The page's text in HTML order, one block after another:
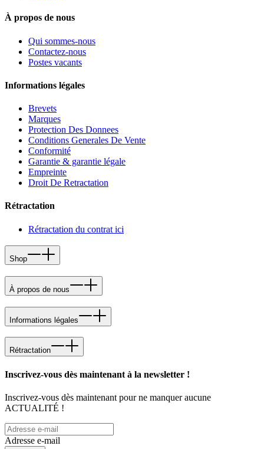
À propos de nous
Qui sommes-nous
Contactez-nous
Postes vacants
Informations légales
Brevets
Marques
Protection Des Donnees
Conditions Generales De Vente
Conformité
Garantie & garantie légale
Empreinte
Droit De Retractation
Rétractation
Rétractation du contrat ici
Shop
À propos de nous
Informations légales
Rétractation
Inscrivez-vous dès maintenant à la newsletter !
Inscrivez-vous dès maintenant pour ne manquer aucune
ACTUALITÉ !
Adresse e-mail